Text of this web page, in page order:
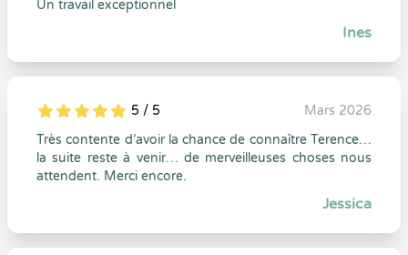
Un travail exceptionnel
Ines
5
1
5
0 5 / 5
Mars 2026
Très contente d’avoir la chance de connaître Terence…
la suite reste à venir… de merveilleuses choses nous
attendent. Merci encore.
Jessica